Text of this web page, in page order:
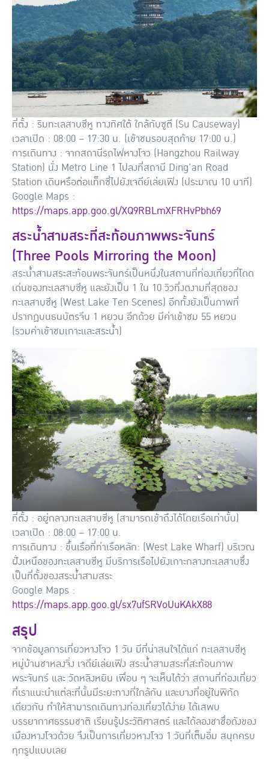
ที่ตั้ง : ริมทะเลสาบซีหู ทางทิศใต้ ใกล้กับซูตี (Su Causeway)
เวลาเปิด : 08:00 – 17:30 น. (เข้าชมรอบสุดท้าย 17:00 น.)
การเดินทาง : จากสถานีรถไฟหางโจว (Hangzhou Railway
Station) นั่ง Metro Line 1 ไปลงที่สถานี Ding’an Road
Station เดินหรือต่อแท็กซี่ไปยังเจดีย์เล่ยเฟิง (ประมาณ 10 นาที)
Google Maps :
https://maps.app.goo.gl/XQ9RBLmXFRHvPbh69
สระน้ำสามสระที่สะท้อนภาพพระจันทร์
(Three Pools Mirroring the Moon)
สระน้ำสามสระสะท้อนพระจันทร์เป็นหนึ่งในสถานที่ท่องเที่ยวที่โดด
เด่นของทะเลสาบซีหู และยังเป็น 1 ใน 10 วิวที่งดงามที่สุดของ
ทะเลสาบซีหู (West Lake Ten Scenes) อีกทั้งยังเป็นภาพที่
ปรากฏบนธนบัตรจีน 1 หยวน อีกด้วย มีค่าเข้าชม 55 หยวน
(รวมค่าเข้าชมเกาะและสระน้ำ)
ที่ตั้ง : อยู่กลางทะเลสาบซีหู (สามารถเข้าถึงได้โดยเรือเท่านั้น)
เวลาเปิด : 08:00 – 17:00 น.
การเดินทาง : ขึ้นเรือที่ท่าเรือหลัก: (West Lake Wharf) บริเวณ
ฝั่งเหนือของทะเลสาบซีหู มีบริการเรือไปยังเกาะกลางทะเลสาบซึ่ง
เป็นที่ตั้งของสระน้ำสามสระ
Google Maps :
https://maps.app.goo.gl/sx7ufSRVoUuKAkX88
สรุป
จากข้อมูลการเที่ยวหางโจว 1 วัน มีที่น่าสนใจได้แก่ ทะเลสาบซีหู
หมู่บ้านชาหลงจิ่ง เจดีย์เล่ยเฟิง สระน้ำสามสระที่สะท้อนภาพ
พระจันทร์ และ วัดหลิงหยิน เพื่อน ๆ จะเห็นได้ว่า สถานที่ท่องเที่ยว
ที่เราแนะนำแต่ละที่นั้นมีระยะทางที่ใกล้กัน และบางที่อยู่ในพิกัด
เดียวกัน ทำให้สามารถเดินทางท่องเที่ยวได้ง่าย ได้เสพบ
บรรยากาศธรรมชาติ เรียนรู้ประวัติศาสตร์ และได้ลองชาชื่อดังของ
เมืองหางโจวด้วย จึงเป็นการเที่ยวหางโจว 1 วันที่เต็มอิ่ม สนุกครบ
ทุกรูปแบบเลย